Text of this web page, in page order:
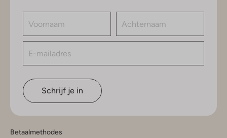
Schrijf je in
Betaalmethodes